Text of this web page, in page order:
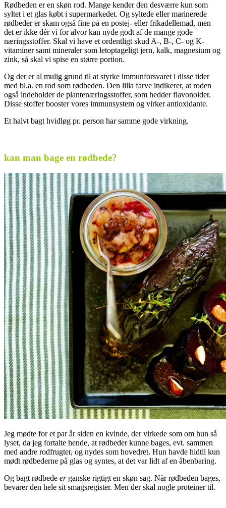
Rødbeden er en skøn rod. Mange kender den desværre kun som
syltet i et glas købt i supermarkedet. Og syltede eller marinerede
rødbeder er skam også fine på en postej- eller frikadellemad, men
det er ikke dér vi for alvor kan nyde godt af de mange gode
næringsstoffer. Skal vi have et ordentligt skud A-, B-, C- og K-
vitaminer samt mineraler som letoptageligt jern, kalk, magnesium og
zink, så skal vi spise en større portion.
Og der er al mulig grund til at styrke immunforsvaret i disse tider
med bl.a. en rod som rødbeden. Den lilla farve indikerer, at roden
også indeholder de plantenæringsstoffer, som hedder flavonoider.
Disse stoffer booster vores immunsystem og virker antioxidante.
Et halvt bagt hvidløg pr. person har samme gode virkning.
kan man bage en rødbede?
Jeg mødte for et par år siden en kvinde, der virkede som om hun så
lyset, da jeg fortalte hende, at rødbeder kunne bages, evt. sammen
med andre rodfrugter, og nydes som hovedret. Hun havde hidtil kun
mødt rødbederne på glas og syntes, at det var lidt af en åbenbaring.
Og bagt rødbede erganske rigtigt en skøn sag. Når rødbeden bages,
bevarer den hele sit smagsregister. Men der skal nogle proteiner til.